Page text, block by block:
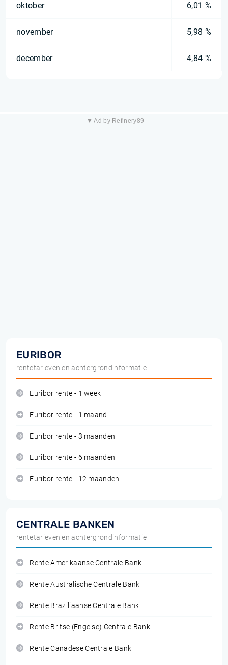
oktober 6,01 %
november 5,98 %
december 4,84 %
▼ Ad by Refinery89
EURIBOR
rentetarieven en achtergrondinformatie
Euribor rente - 1 week
Euribor rente - 1 maand
Euribor rente - 3 maanden
Euribor rente - 6 maanden
Euribor rente - 12 maanden
CENTRALE BANKEN
rentetarieven en achtergrondinformatie
Rente Amerikaanse Centrale Bank
Rente Australische Centrale Bank
Rente Braziliaanse Centrale Bank
Rente Britse (Engelse) Centrale Bank
Rente Canadese Centrale Bank